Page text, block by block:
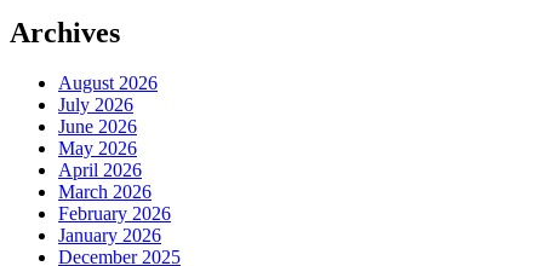
Archives
August 2026
July 2026
June 2026
May 2026
April 2026
March 2026
February 2026
January 2026
December 2025